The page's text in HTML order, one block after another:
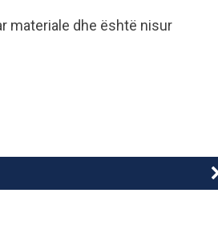
materiale dhe është nisur